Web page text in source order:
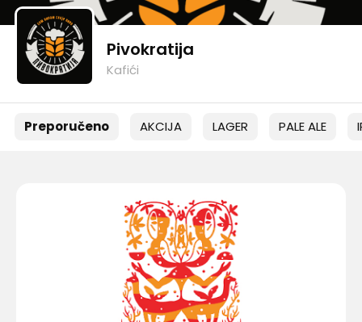
Pivokratija
Kafići
Preporučeno AKCIJA LAGER PALE ALE